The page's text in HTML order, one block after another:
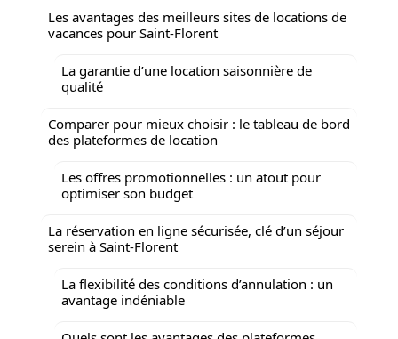
Les avantages des meilleurs sites de locations de
vacances pour Saint-Florent
La garantie d’une location saisonnière de
qualité
Comparer pour mieux choisir : le tableau de bord
des plateformes de location
Les offres promotionnelles : un atout pour
optimiser son budget
La réservation en ligne sécurisée, clé d’un séjour
serein à Saint-Florent
La flexibilité des conditions d’annulation : un
avantage indéniable